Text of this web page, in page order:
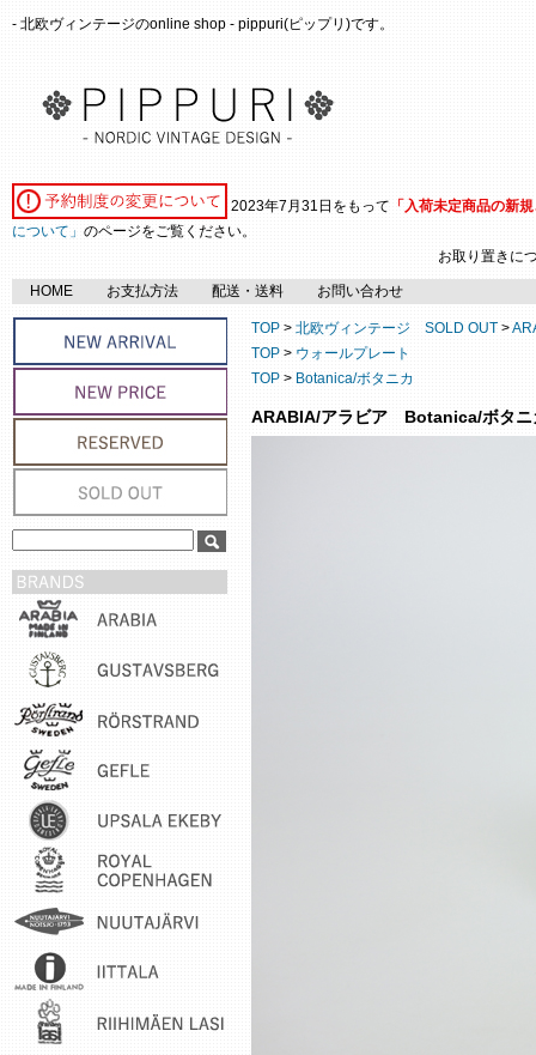
- 北欧ヴィンテージのonline shop - pippuri(ピップリ)です。
2023年7月31日をもって 「入荷未定商品の新
について」 のページをご覧ください。
お取り置きに
HOME お支払方法 配送・送料 お問い合わせ
TOP > 北欧ヴィンテージ SOLD OUT >
TOP > ウォールプレート
TOP > Botanica/ボタニカ
ARABIA/アラビア Botanica/ボタ